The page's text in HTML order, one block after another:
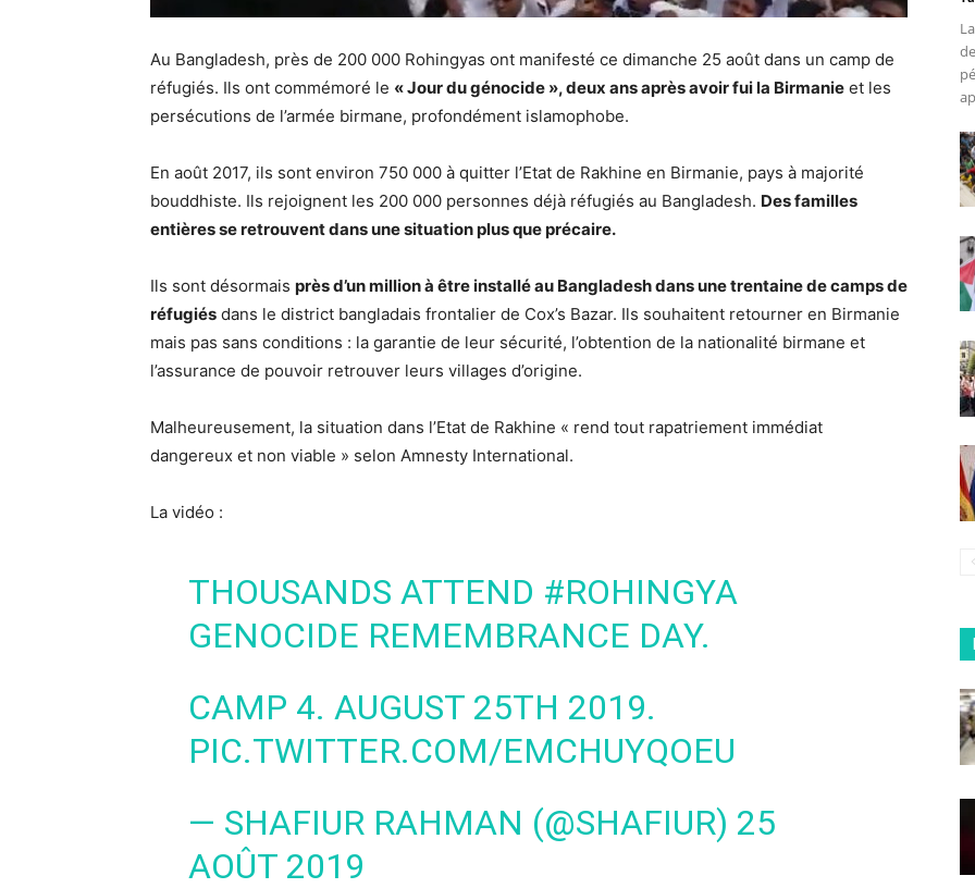
Au Bangladesh, près de 200 000 Rohingyas ont manifesté ce dimanche 25 août dans un camp de
réfugiés. Ils ont commémoré le « Jour du génocide », deux ans après avoir fui la Birmanie et les
persécutions de l’armée birmane, profondément islamophobe.
En août 2017, ils sont environ 750 000 à quitter l’Etat de Rakhine en Birmanie, pays à majorité
bouddhiste. Ils rejoignent les 200 000 personnes déjà réfugiés au Bangladesh. Des familles
entières se retrouvent dans une situation plus que précaire.
Ils sont désormais près d’un million à être installé au Bangladesh dans une trentaine de camps de
réfugiés dans le district bangladais frontalier de Cox’s Bazar. Ils souhaitent retourner en Birmanie
mais pas sans conditions : la garantie de leur sécurité, l’obtention de la nationalité birmane et
l’assurance de pouvoir retrouver leurs villages d’origine.
Malheureusement, la situation dans l’Etat de Rakhine « rend tout rapatriement immédiat
dangereux et non viable » selon Amnesty International.
La vidéo :
THOUSANDS ATTEND #ROHINGYA
GENOCIDE REMEMBRANCE DAY.
CAMP 4. AUGUST 25TH 2019.
PIC.TWITTER.COM/EMCHUYQOEU
— SHAFIUR RAHMAN (@SHAFIUR) 25
AOÛT 2019